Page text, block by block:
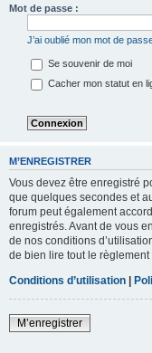
Mot de passe :
J’ai oublié mon mot de
Se souvenir de moi
Cacher mon statut en
M’ENREGISTRER
Vous devez être enregistré
que quelques secondes et
forum peut également
enregistrés. Avant de vous
de nos conditions
de bien lire tout le règlement
Conditions d’utilisation |
M’enregistrer